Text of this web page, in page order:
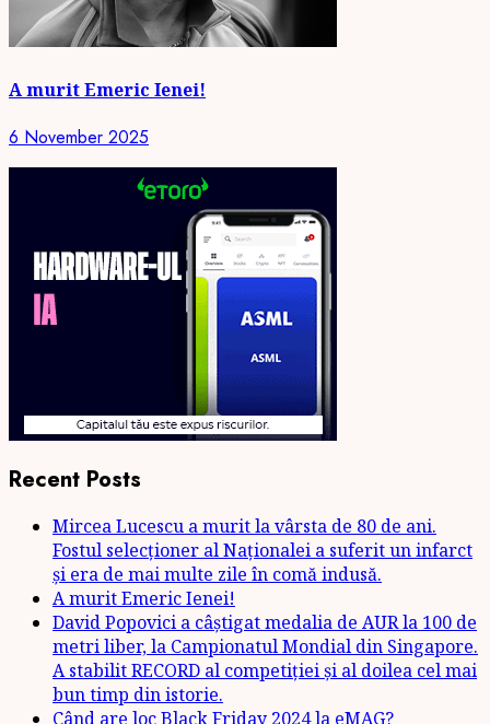
A murit Emeric Ienei!
6 November 2025
Recent Posts
Mircea Lucescu a murit la vârsta de 80 de ani.
Fostul selecționer al Naționalei a suferit un infarct
și era de mai multe zile în comă indusă.
A murit Emeric Ienei!
David Popovici a câștigat medalia de AUR la 100 de
metri liber, la Campionatul Mondial din Singapore.
A stabilit RECORD al competiției și al doilea cel mai
bun timp din istorie.
Când are loc Black Friday 2024 la eMAG?